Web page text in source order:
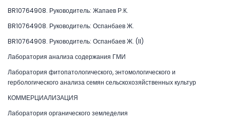
BR10764908. Руководитель: Жапаев Р.К.
BR10764908. Руководитель: Оспанбаев Ж.
BR10764908. Руководитель: Оспанбаев Ж. (II)
Лаборатория анализа содержания ГМИ
Лаборатория фитопатологического, энтомологического и
гербологического анализа семян сельскохозяйственных культур
КОММЕРЦИАЛИЗАЦИЯ
Лаборатория органического земледелия